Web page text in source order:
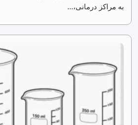
به مراکز درمانی،...